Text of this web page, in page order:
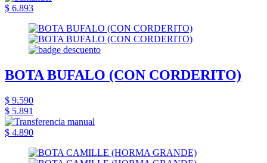
$ 6.893
BOTA BUFALO (CON CORDERITO)
$ 9.590
$ 5.891
$ 4.890